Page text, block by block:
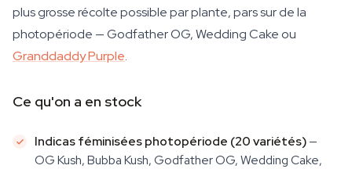
plus grosse récolte possible par plante, pars sur de la
photopériode — Godfather OG, Wedding Cake ou
Granddaddy Purple.
Ce qu'on a en stock
Indicas féminisées photopériode (20 variétés)—
OG Kush, Bubba Kush, Godfather OG, Wedding Cake,